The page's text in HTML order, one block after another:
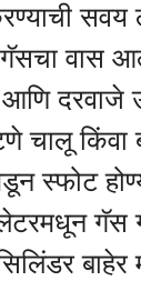
सवय
वास
दरवाजे
चालू
स्फोट
गॅस
बाहेर